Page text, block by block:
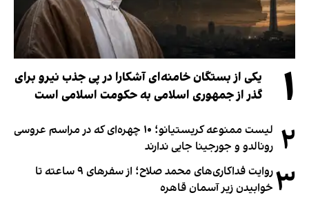
۱
یکی از بستگان خامنه‌ای آشکارا در پی جذب نیرو برای
گذر از جمهوری اسلامی به حکومت اسلامی است
۲
لیست ممنوعه کریستیانو؛ ۱۰ چهره‌ای که در مراسم عروسی
رونالدو و جورجینا جایی ندارند
۳
روایت فداکاری‌های محمد صلاح؛ از سفرهای ۹ ساعته تا
خوابیدن زیر آسمان قاهره